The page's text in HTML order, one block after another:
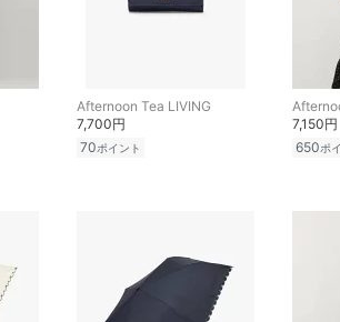
Afternoon Tea LIVING
7,700円
70ポイント
7,150円
650ポ